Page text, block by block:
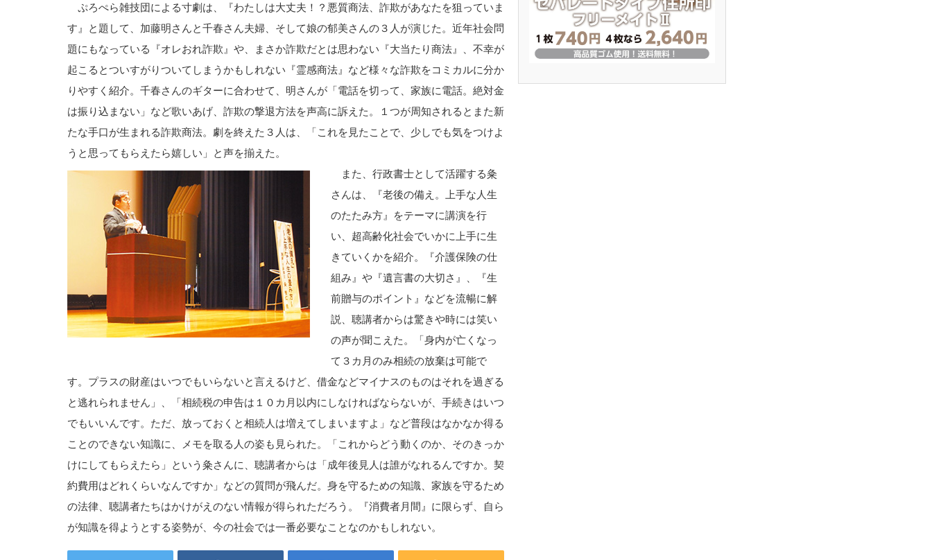
ぷろぺら雑技団による寸劇は、『わたしは大丈夫！？悪質商法、詐欺があなたを狙っていま
す』と題して、加藤明さんと千春さん夫婦、そして娘の郁美さんの３人が演じた。近年社会問
題にもなっている『オレおれ詐欺』や、まさか詐欺だとは思わない『大当たり商法』、不幸が
起こるとついすがりついてしまうかもしれない『霊感商法』など様々な詐欺をコミカルに分か
りやすく紹介。千春さんのギターに合わせて、明さんが「電話を切って、家族に電話。絶対金
は振り込まない」など歌いあげ、詐欺の撃退方法を声高に訴えた。１つが周知されるとまた新
たな手口が生まれる詐欺商法。劇を終えた３人は、「これを見たことで、少しでも気をつけよ
うと思ってもらえたら嬉しい」と声を揃えた。
また、行政書士として活躍する粂
さんは、『老後の備え。上手な人生
のたたみ方』をテーマに講演を行
い、超高齢化社会でいかに上手に生
きていくかを紹介。『介護保険の仕
組み』や『遺言書の大切さ』、『生
前贈与のポイント』などを流暢に解
説、聴講者からは驚きや時には笑い
の声が聞こえた。「身内が亡くなっ
て３カ月のみ相続の放棄は可能で
す。プラスの財産はいつでもいらないと言えるけど、借金などマイナスのものはそれを過ぎる
と逃れられません」、「相続税の申告は１０カ月以内にしなければならないが、手続きはいつ
でもいいんです。ただ、放っておくと相続人は増えてしまいますよ」など普段はなかなか得る
ことのできない知識に、メモを取る人の姿も見られた。「これからどう動くのか、そのきっか
けにしてもらえたら」という粂さんに、聴講者からは「成年後見人は誰がなれるんですか。契
約費用はどれくらいなんですか」などの質問が飛んだ。身を守るための知識、家族を守るため
の法律、聴講者たちはかけがえのない情報が得られただろう。『消費者月間』に限らず、自ら
が知識を得ようとする姿勢が、今の社会では一番必要なことなのかもしれない。